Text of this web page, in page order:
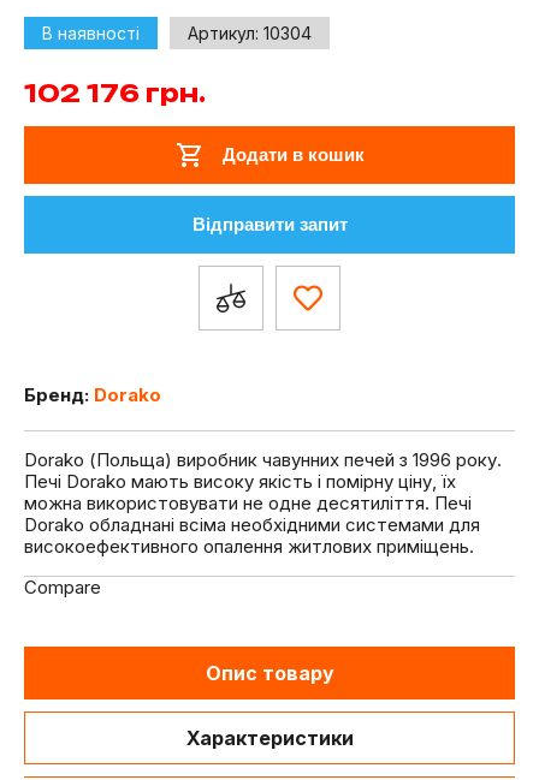
В наявності Артикул: 10304
102 176 грн.
Додати в кошик
Відправити запит
Бренд: Dorako
Dorako (Польща) виробник чавунних печей з 1996 року.
Печі Dorako мають високу якість і помірну ціну, їх
можна використовувати не одне десятиліття. Печі
Dorako обладнані всіма необхідними системами для
високоефективного опалення житлових приміщень.
Compare
Опис товару
Характеристики